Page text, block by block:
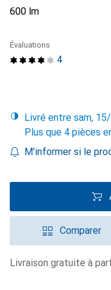
600 lm
4
Évaluations
Livré entre sam,
Plus que 4 pièces
M'informer si le
Comparer
Livraison gratuite à